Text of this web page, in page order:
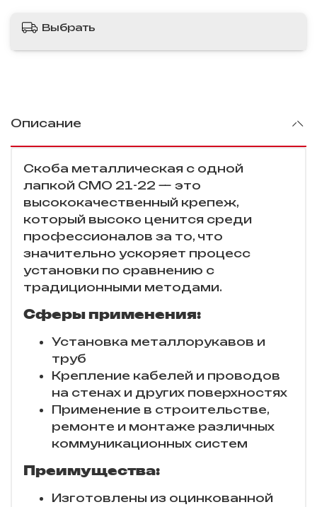
Выбрать
Описание
Скоба металлическая с одной
лапкой СМО 21-22 — это
высококачественный крепеж,
который высоко ценится среди
профессионалов за то, что
значительно ускоряет процесс
установки по сравнению с
традиционными методами.
Сферы применения:
Установка металлорукавов и
труб
Крепление кабелей и проводов
на стенах и других поверхностях
Применение в строительстве,
ремонте и монтаже различных
коммуникационных систем
Преимущества:
Изготовлены из оцинкованной